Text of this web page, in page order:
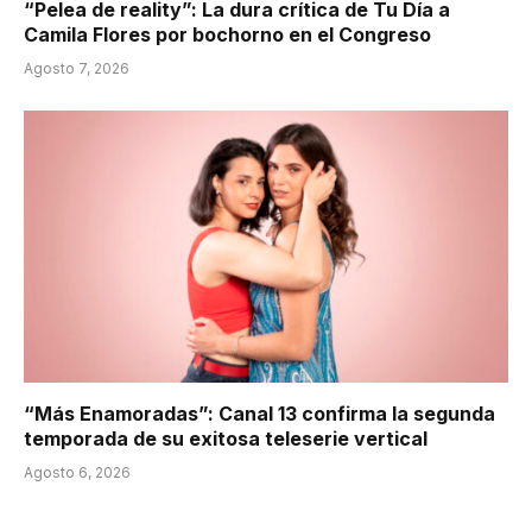
“Pelea de reality”: La dura crítica de Tu Día a
Camila Flores por bochorno en el Congreso
Agosto 7, 2026
“Más Enamoradas”: Canal 13 confirma la segunda
temporada de su exitosa teleserie vertical
Agosto 6, 2026